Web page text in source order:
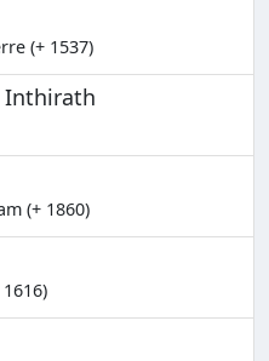
(+ 1537)
Inthirath
(+ 1860)